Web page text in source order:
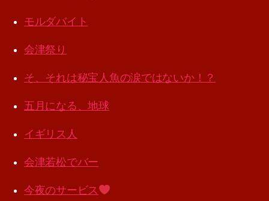
モルダバイト
会津祭り
そ、それは秘宝人魚の涙ではないか！？
五月になる、地球
イギリス人
会津若松でバー
今夜のサービス